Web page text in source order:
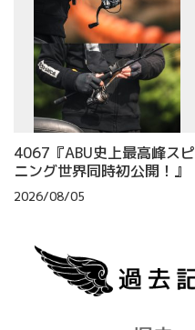
4067『ABU史上最高峰スピ
ニング世界同時初公開！』
2026/08/05